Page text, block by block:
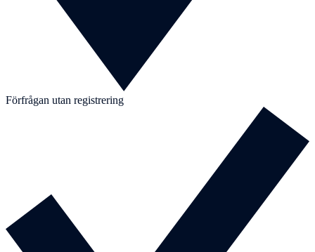
Förfrågan utan registrering